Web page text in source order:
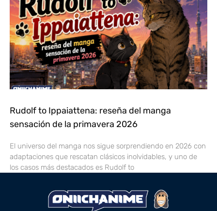
Rudolf to Ippaiattena: reseña del manga
sensación de la primavera 2026
El universo del manga nos sigue sorprendiendo en 2026 con
adaptaciones que rescatan clásicos inolvidables, y uno de
los casos más destacados es Rudolf to